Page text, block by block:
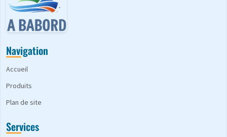
Navigation
Accueil
Produits
Plan de site
Services